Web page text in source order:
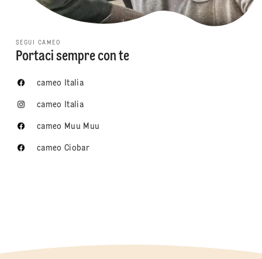
SEGUI CAMEO
Portaci sempre con te
cameo Italia
cameo Italia
cameo Muu Muu
cameo Ciobar